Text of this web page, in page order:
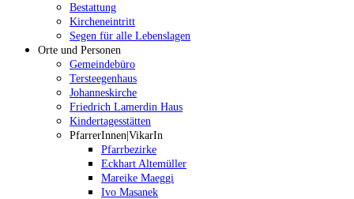
Bestattung
Kircheneintritt
Segen für alle Lebenslagen
Orte und Personen
Gemeindebüro
Tersteegenhaus
Johanneskirche
Friedrich Lamerdin Haus
Kindertagesstätten
PfarrerInnen|VikarIn
Pfarrbezirke
Eckhart Altemüller
Mareike Maeggi
Ivo Masanek